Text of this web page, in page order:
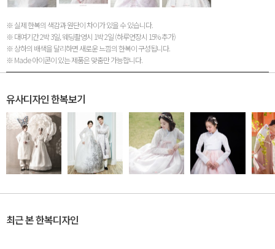
※ 실제 한복의 색감과 원단이 차이가 있을 수 있습니다.
※ 대여기간 2박 3일, 웨딩촬영시 1박 2일 (하루연장시 15% 추가)
※ 상하의 배색을 달리하면 새로운 느낌의 한복이 구성됩니다.
※ Made 아이콘이 있는 제품은 맞춤만 가능합니다.
유사디자인 한복보기
최근 본 한복디자인